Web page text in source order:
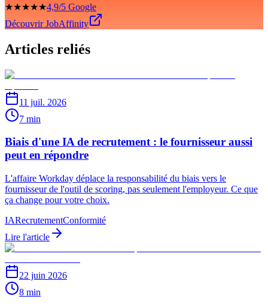
★★★★★4,9/5 Google
Découvrir JobAffinity
Articles reliés
11 juil. 2026
7 min
Biais d'une IA de recrutement : le fournisseur aussi
peut en répondre
L'affaire Workday déplace la responsabilité du biais vers le
fournisseur de l'outil de scoring, pas seulement l'employeur. Ce que
ça change pour votre choix.
IARecrutementConformité
Lire l'article
22 juin 2026
8 min